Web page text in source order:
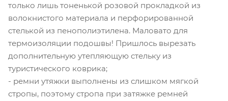
только лишь тоненькой розовой прокладкой из
волокнистого материала и перфорированной
стелькой из пенополиэтилена. Маловато для
термоизоляции подошвы! Пришлось вырезать
дополнительную утепляющую стельку из
туристического коврика;
- ремни утяжки выполнены из слишком мягкой
стропы, поэтому стропа при затяжке ремней